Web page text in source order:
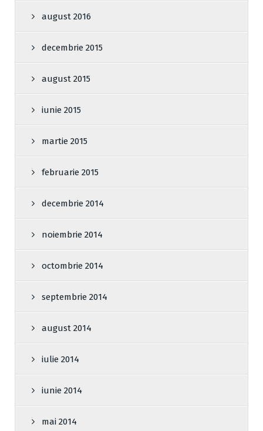
august 2016
decembrie 2015
august 2015
iunie 2015
martie 2015
februarie 2015
decembrie 2014
noiembrie 2014
octombrie 2014
septembrie 2014
august 2014
iulie 2014
iunie 2014
mai 2014